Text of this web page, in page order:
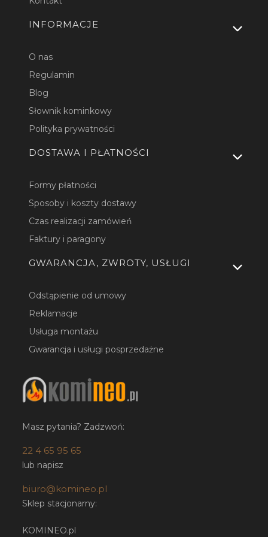
INFORMACJE
O nas
Regulamin
Blog
Słownik kominkowy
Polityka prywatności
DOSTAWA I PŁATNOŚCI
Formy płatności
Sposoby i koszty dostawy
Czas realizacji zamówień
Faktury i paragony
GWARANCJA, ZWROTY, USŁUGI
Odstąpienie od umowy
Reklamacje
Usługa montażu
Gwarancja i usługi posprzedażne
Masz pytania? Zadzwoń:
22 4 65 95 65
lub napisz
biuro@komineo.pl
Sklep stacjonarny:
KOMINEO.pl